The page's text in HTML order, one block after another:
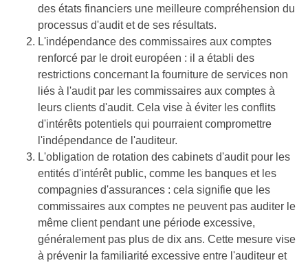
des états financiers une meilleure compréhension du
processus d'audit et de ses résultats.
L'indépendance des commissaires aux comptes
renforcé par le droit européen : il a établi des
restrictions concernant la fourniture de services non
liés à l'audit par les commissaires aux comptes à
leurs clients d'audit. Cela vise à éviter les conflits
d'intérêts potentiels qui pourraient compromettre
l'indépendance de l'auditeur.
L'obligation de rotation des cabinets d'audit pour les
entités d'intérêt public, comme les banques et les
compagnies d'assurances : cela signifie que les
commissaires aux comptes ne peuvent pas auditer le
même client pendant une période excessive,
généralement pas plus de dix ans. Cette mesure vise
à prévenir la familiarité excessive entre l'auditeur et